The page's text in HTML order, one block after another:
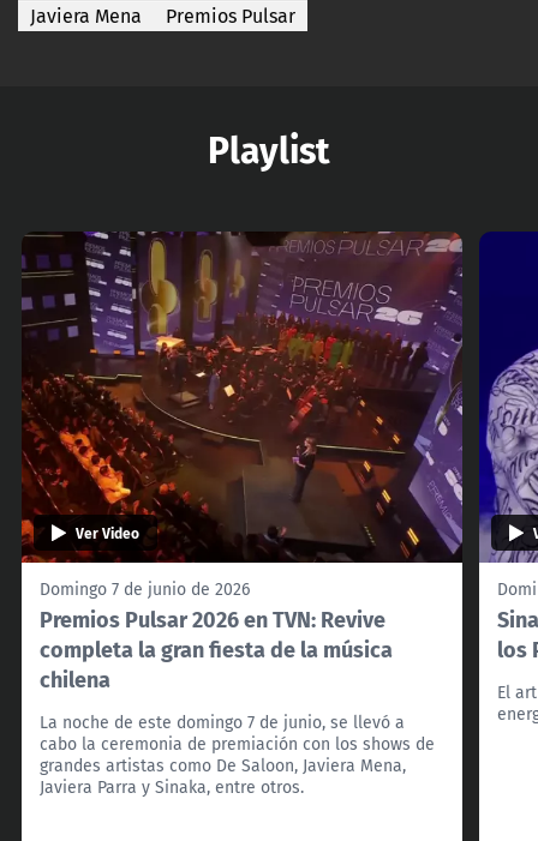
Javiera Mena Premios Pulsar
Playlist
Ver Video
Domingo 7 de junio de 2026
Premios Pulsar 2026 en TVN: Revive
completa la gran fiesta de la música
chilena
La noche de este domingo 7 de junio, se llevó a
cabo la ceremonia de premiación con los shows de
grandes artistas como De Saloon, Javiera Mena,
Javiera Parra y Sinaka, entre otros.
los
El